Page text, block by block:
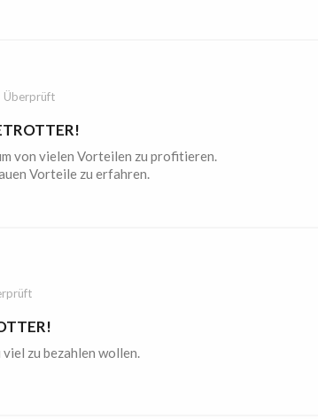
Überprüft
von vielen Vorteilen zu profitieren.
Vorteile zu erfahren.
viel zu bezahlen wollen.